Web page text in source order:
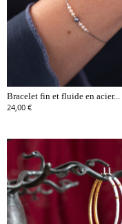
Bracelet fin et fluide en acier...
24,00 €